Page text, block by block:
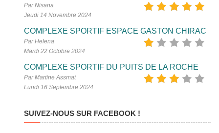
Par Nisana
Jeudi 14 Novembre 2024
COMPLEXE SPORTIF ESPACE GASTON CHIRAC
Par Helena
Mardi 22 Octobre 2024
COMPLEXE SPORTIF DU PUITS DE LA ROCHE
Par Martine Assmat
Lundi 16 Septembre 2024
SUIVEZ-NOUS SUR FACEBOOK !